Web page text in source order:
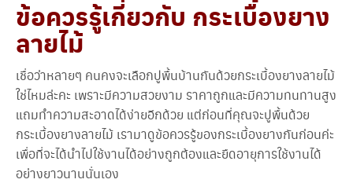
ข้อควรรู้เกี่ยวกับ กระเบื้องยาง
ลายไม้
เชื่อว่าหลายๆ คนคงจะเลือกปูพื้นบ้านกันด้วยกระเบื้องยางลายไม้
ใช่ไหมล่ะคะ เพราะมีความสวยงาม ราคาถูกและมีความทนทานสูง
แถมทำความสะอาดได้ง่ายอีกด้วย แต่ก่อนที่คุณจะปูพื้นด้วย
กระเบื้องยางลายไม้ เรามาดูข้อควรรู้ของกระเบื้องยางกันก่อนค่ะ
เพื่อที่จะได้นำไปใช้งานได้อย่างถูกต้องและยืดอายุการใช้งานได้
อย่างยาวนานนั่นเอง